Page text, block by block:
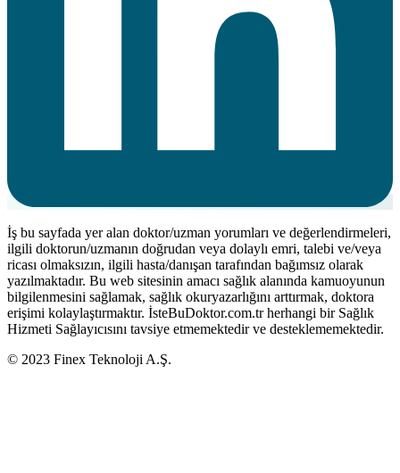
İş bu sayfada yer alan doktor/uzman yorumları ve değerlendirmeleri,
ilgili doktorun/uzmanın doğrudan veya dolaylı emri, talebi ve/veya
ricası olmaksızın, ilgili hasta/danışan tarafından bağımsız olarak
yazılmaktadır. Bu web sitesinin amacı sağlık alanında kamuoyunun
bilgilenmesini sağlamak, sağlık okuryazarlığını arttırmak, doktora
erişimi kolaylaştırmaktır. İsteBuDoktor.com.tr herhangi bir Sağlık
Hizmeti Sağlayıcısını tavsiye etmemektedir ve desteklememektedir.
© 2023 Finex Teknoloji A.Ş.